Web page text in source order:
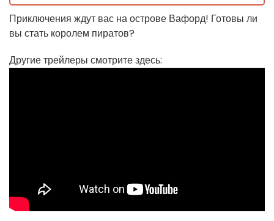
Приключения ждут вас на острове Вафорд! Готовы ли
вы стать королем пиратов?
Другие трейлеры смотрите здесь: